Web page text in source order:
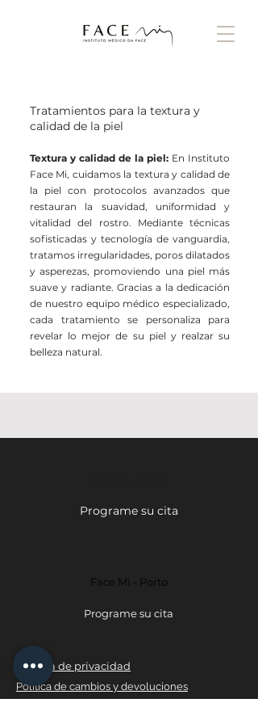
Tratamientos para la textura y
calidad de la piel
Textura y calidad de la piel: En Instituto
Face Mi, cuidamos la textura y calidad de
la piel con protocolos avanzados que
restauran la suavidad, uniformidad y
vitalidad del rostro. Mediante técnicas
sofisticadas y tecnología de vanguardia,
tratamos irregularidades, poros dilatados
y asperezas, promoviendo una piel más
suave y radiante. Gracias a la dedicación
de nuestro equipo médico especializado,
cada tratamiento se personaliza para
revelar lo mejor de su piel y realzar su
belleza natural.
Programe su cita
Face Mi - Porto
Programe su cita
política de privacidad
Política de cambios y devoluciones